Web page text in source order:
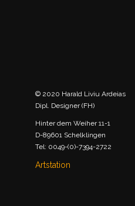
© 2020 Harald Liviu Ardeias
Dipl. Designer (FH)
Hinter dem Weiher 11-1
D-89601 Schelklingen
Tel: 0049-(0)-7394-2722
Artstation